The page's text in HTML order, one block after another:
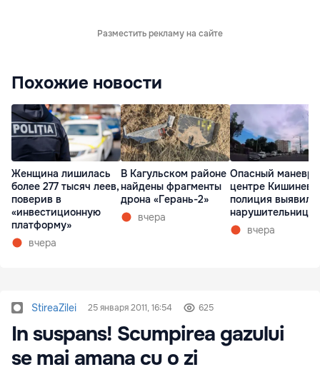
Разместить рекламу на сайте
Похожие новости
Женщина лишилась
более 277 тысяч леев,
поверив в
«инвестиционную
платформу»
вчера
В Кагульском районе
найдены фрагменты
дрона «Герань-2»
вчера
Опасный маневр
центре Кишинева:
полиция выявила
нарушительницу
вчера
StireaZilei 25 января 2011, 16:54 625
In suspans! Scumpirea gazului
se mai amana cu o zi